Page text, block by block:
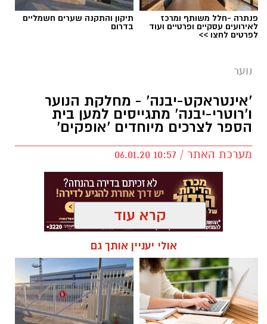
עומרי לזר ורון נגר באימון של קבוצת הילדים
ב'הפועל'-גדרה - תותחים עכשיו, כוכבים בעתיד!
חדשותי? מצאתם טעות בכתבה? נשמח שתשתפו
אותנו
פנתרה -חלל משותף ומרכז
לאירועים עסקיים ופרטיים ועוד
לפרטים לחצו >>
תיקון והתקנה שערים חשמליים
בדרום
נוער
'אינטראקט-יבנה' - מחלקת הנוער
ו'רוטרי-יבנה' מתגייסים למען בית
הספר לצרכים מיוחדים 'אופקים'
מערכת האתר / 10:57 06.01.20
מועדון 'אינטראקט-יבנה' מורכב מבני-נוער הפועלים
למען הקהילה תחת הדרכת והכוונת מחלקת הנוער
- בהובלת ספיר ירקוני, 'רוטרי-יבנה' - בתיאום טל
מימרן. מהות המועדון היא פיתוח מנהיגות צעירה,
העצמה של בני הנוער ותרומה לקהילה בה הוא
קרא עוד
אולי יעניין אותך גם